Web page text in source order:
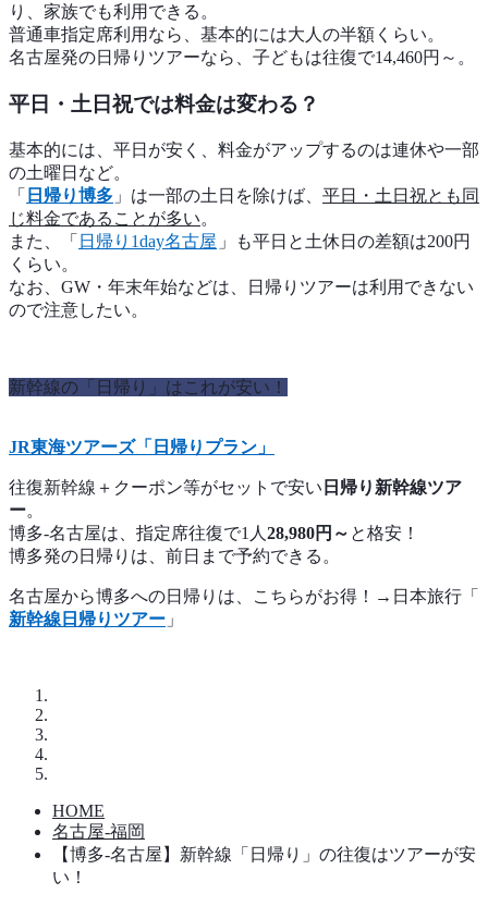
り、家族でも利用できる。
普通車指定席利用なら、基本的には大人の半額くらい。
名古屋発の日帰りツアーなら、子どもは往復で14,460円～。
平日・土日祝では料金は変わる？
基本的には、平日が安く、料金がアップするのは連休や一部
の土曜日など。
「 日帰り博多 」は一部の土日を除けば、 平日・土日祝とも同
じ料金であることが多い。
また、「 日帰り1day名古屋 」も平日と土休日の差額は200円
くらい。
なお、GW・年末年始などは、日帰りツアーは利用できない
ので注意したい。
新幹線の「日帰り」はこれが安い！
JR東海ツアーズ「日帰りプラン」
往復新幹線＋クーポン等がセットで安い 日帰り新幹線ツア
ー。
博多-名古屋は、指定席往復で1人 28,980円～ と格安！
博多発の日帰りは、前日まで予約できる。
名古屋から博多への日帰りは、こちらがお得！→日本旅行「
新幹線日帰りツアー 」
HOME
名古屋-福岡
【博多-名古屋】新幹線「日帰り」の往復はツアーが安
い！